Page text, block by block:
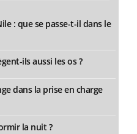
: que se passe-t-il dans le
ils aussi les os ?
dans la prise en charge
la nuit ?